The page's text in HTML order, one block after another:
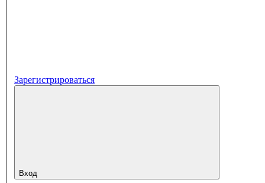
Зарегистрироваться
Вход